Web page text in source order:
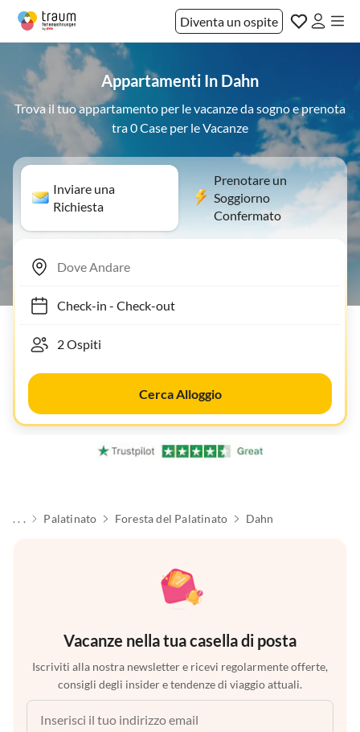
Diventa un ospite
Appartamenti In Dahn
Trova il tuo appartamento per le vacanze da sogno e prenota
tra 0 Case per le Vacanze
Inviare una
Richiesta
Prenotare un
Soggiorno
Confermato
Check-in- Check-out
Cerca Alloggio
. . . Palatinato Foresta del Palatinato Dahn
Vacanze nella tua casella di posta
Iscriviti alla nostra newsletter e ricevi regolarmente offerte,
consigli degli insider e tendenze di viaggio attuali.